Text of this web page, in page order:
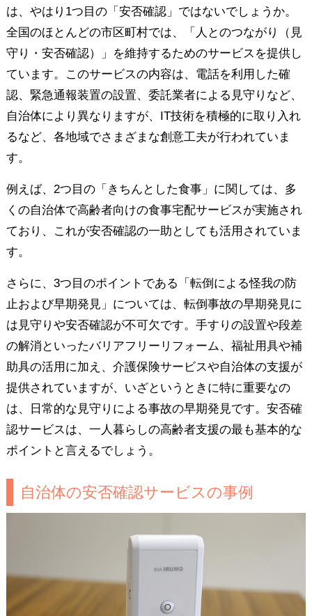
は、やはり1つ目の「安否確認」ではないでしょうか。
全国のほとんどの市区町村では、「人とのつながり（見
守り・安否確認）」を維持するためのサービスを提供し
ています。このサービスの内容は、電話を利用した確
認、緊急通報装置の設置、委託業者による見守りなど、
自治体により異なりますが、IT技術を積極的に取り入れ
るなど、各地域でさまざまな創意工夫が行われていま
す。
例えば、2つ目の「きちんとした食事」に関しては、多
くの自治体で高齢者向けの食事宅配サービスが実施され
ており、これが安否確認の一助としても活用されていま
す。
さらに、3つ目のポイントである「転倒による怪我の防
止および早期発見」については、転倒事故の早期発見に
は見守りや安否確認が不可欠です。手すりの設置や段差
の解消といったバリアフリーリフォーム、福祉用具や補
助具の活用に加え、介護保険サービスや自治体の支援が
提供されていますが、いざというときに特に重要なの
は、日常的な見守りによる事故の早期発見です。安否確
認サービスは、一人暮らしの高齢者支援の最も基本的な
ポイントと言えるでしょう。
自治体の安否確認サービスの事例